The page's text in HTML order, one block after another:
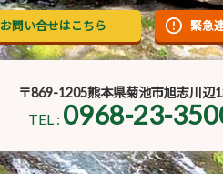
お問い合せはこちら 緊急
〒869-1205熊本県菊池市旭志川辺
TEL : 0968-23-